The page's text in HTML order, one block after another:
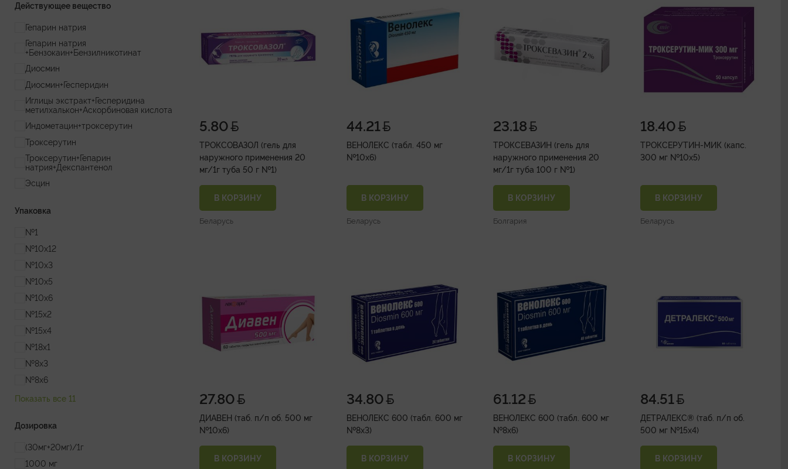
Действующее вещество
Гепарин натрия
Гепарин натрия
+Бензокаин+Бензилникотинат
Диосмин
Диосмин+Гесперидин
Иглицы экстракт+Гесперидина
метилхалькон+Аскорбиновая кислота
Индометацин+троксерутин
Троксерутин
Троксерутин+Гепарин
натрия+Декспантенол
Эсцин
Упаковка
№1
№10х12
№10х3
№10х5
№10х6
№15х2
№15х4
№18х1
№8х3
№8х6
Показать все 11
Дозировка
(30мг+20мг)/1г
1000 мг
5.80
ТРОКСОВАЗОЛ (гель для
наружного применения 20
мг/1г туба 50 г №1)
В КОРЗИНУ
Беларусь
44.21
ВЕНОЛЕКС (табл. 450 мг
№10х6)
В КОРЗИНУ
Беларусь
23.18
ТРОКСЕВАЗИН (гель для
наружного применения 20
мг/1г туба 100 г №1)
В КОРЗИНУ
Болгария
18.40
ТРОКСЕРУТИН-МИК (капс.
300 мг №10х5)
В КОРЗИНУ
Беларусь
27.80
ДИАВЕН (таб. п/п об. 500 мг
№10х6)
В КОРЗИНУ
34.80
ВЕНОЛЕКС 600 (табл. 600 мг
№8х3)
В КОРЗИНУ
61.12
ВЕНОЛЕКС 600 (табл. 600 мг
№8х6)
В КОРЗИНУ
84.51
ДЕТРАЛЕКС® (таб. п/п об.
500 мг №15х4)
В КОРЗИНУ